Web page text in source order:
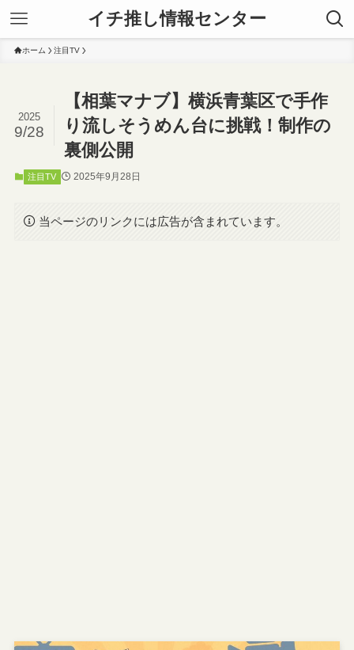
イチ推し情報センター
ホーム 注目TV
【相葉マナブ】横浜青葉区で手作
り流しそうめん台に挑戦！制作の
裏側公開
2025
9/28
注目TV 2025年9月28日
当ページのリンクには広告が含まれています。